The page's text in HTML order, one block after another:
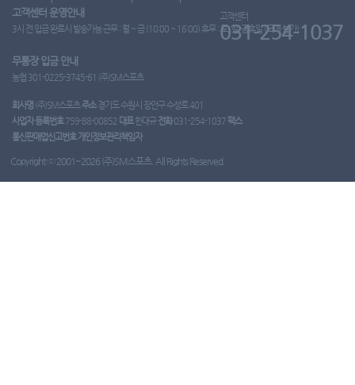
고객센터 운영안내
3시 전 입금 완료시 발송가능 근무 : 월 ~ 금 (10:00 ~ 16:00) 휴무 : 토, 일, 공휴일 (도매 불가)
고객센터
031-254-1037
무통장 입금 안내
농협 301-0225-3745-61 (주)SM스포츠
회사명 (주)SM스포츠주소경기도 수원시 장안구 수성로 401
사업자 등록번호759-88-00852 대표한대규 전화031-254-1037팩스
통신판매업신고번호 개인정보관리책임자
Copyright ⓒ 2001~2026 (주)SM스포츠. All Rights Reserved.